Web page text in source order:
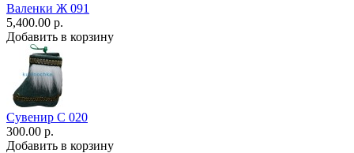
Валенки Ж 091
5,400.00 р.
Добавить в корзину
Сувенир С 020
300.00 р.
Добавить в корзину